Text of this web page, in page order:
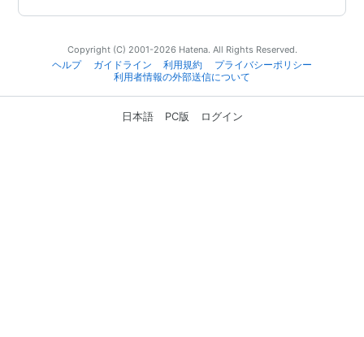
Copyright (C) 2001-2026 Hatena. All Rights Reserved.
ヘルプ
ガイドライン 利用規約
プライバシーポリシー
利用者情報の外部送信について
日本語 PC版 ログイン